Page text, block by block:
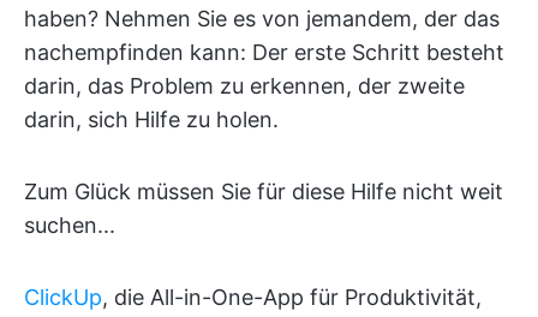
haben? Nehmen Sie es von jemandem, der das
nachempfinden kann: Der erste Schritt besteht
darin, das Problem zu erkennen, der zweite
darin, sich Hilfe zu holen.
Zum Glück müssen Sie für diese Hilfe nicht weit
suchen...
ClickUp, die All-in-One-App für Produktivität,